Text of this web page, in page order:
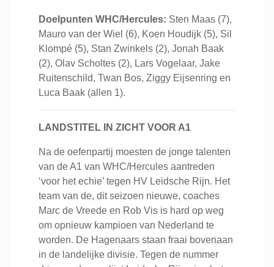
Doelpunten WHC/Hercules: Sten Maas (7),
Mauro van der Wiel (6), Koen Houdijk (5), Sil
Klompé (5), Stan Zwinkels (2), Jonah Baak
(2), Olav Scholtes (2), Lars Vogelaar, Jake
Ruitenschild, Twan Bos, Ziggy Eijsenring en
Luca Baak (allen 1).
LANDSTITEL IN ZICHT VOOR A1
Na de oefenpartij moesten de jonge talenten
van de A1 van WHC/Hercules aantreden
‘voor het echie’ tegen HV Leidsche Rijn. Het
team van de, dit seizoen nieuwe, coaches
Marc de Vreede en Rob Vis is hard op weg
om opnieuw kampioen van Nederland te
worden. De Hagenaars staan fraai bovenaan
in de landelijke divisie. Tegen de nummer